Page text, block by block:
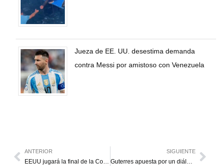
Jueza de EE. UU. desestima demanda
contra Messi por amistoso con Venezuela
ANTERIOR SIGUIENTE